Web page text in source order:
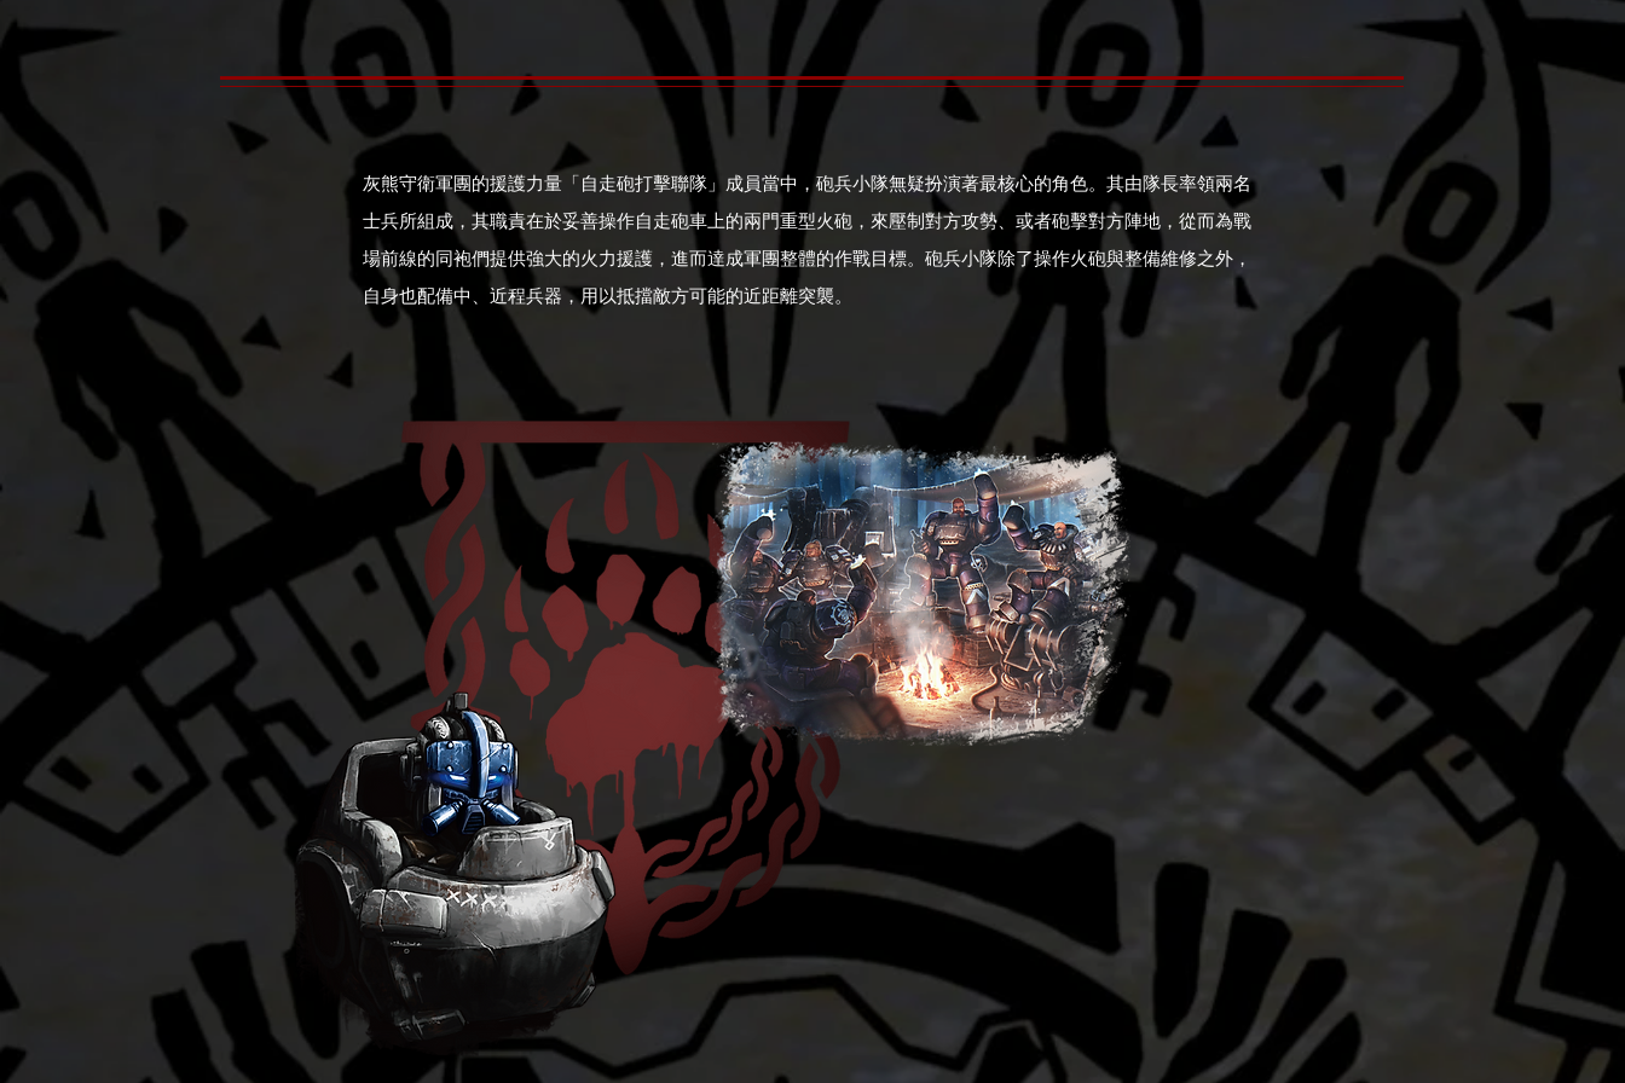
灰熊守衛軍團的援護力量「自走砲打擊聯隊」成員當中，砲兵小隊無疑扮演著最核心的角色。其由隊長率領兩名
士兵所組成，其職責在於妥善操作自走砲車上的兩門重型火砲，來壓制對方攻勢、或者砲擊對方陣地，從而為戰
場前線的同袍們提供強大的火力援護，進而達成軍團整體的作戰目標。砲兵小隊除了操作火砲與整備維修之外，
自身也配備中、近程兵器，用以抵擋敵方可能的近距離突襲。